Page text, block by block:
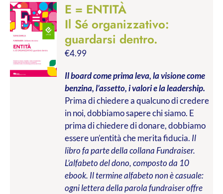
E = ENTITÀ
Il Sé organizzativo:
guardarsi dentro.
€4.99
Il board come prima leva, la visione come
benzina, l’assetto, i valori e la leadership.
Prima di chiedere a qualcuno di credere
in noi, dobbiamo sapere chi siamo. E
prima di chiedere di donare, dobbiamo
essere un’entità che merita fiducia. Il
libro fa parte della collana Fundraiser.
L’alfabeto del dono, composto da 10
ebook. Il termine alfabeto non è casuale:
ogni lettera della parola fundraiser offre